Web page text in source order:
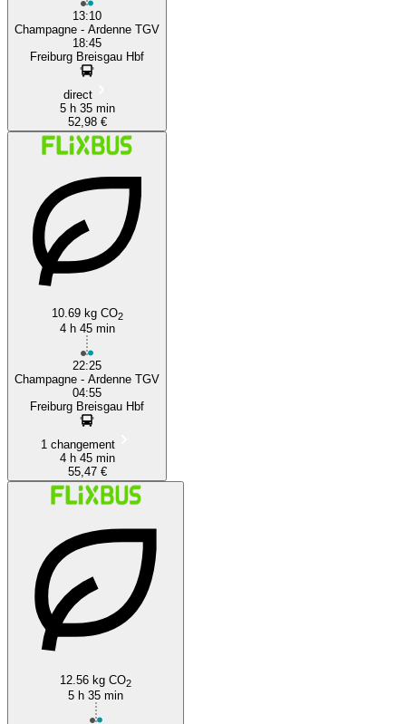
13:10
Champagne - Ardenne TGV
18:45
Freiburg Breisgau Hbf
direct
5 h 35 min
52,98 €
10.69 kg CO2
4 h 45 min
22:25
Champagne - Ardenne TGV
04:55
Freiburg Breisgau Hbf
1 changement
4 h 45 min
55,47 €
12.56 kg CO2
5 h 35 min